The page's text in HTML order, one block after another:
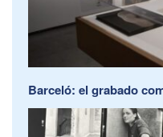
Barceló: el grabado